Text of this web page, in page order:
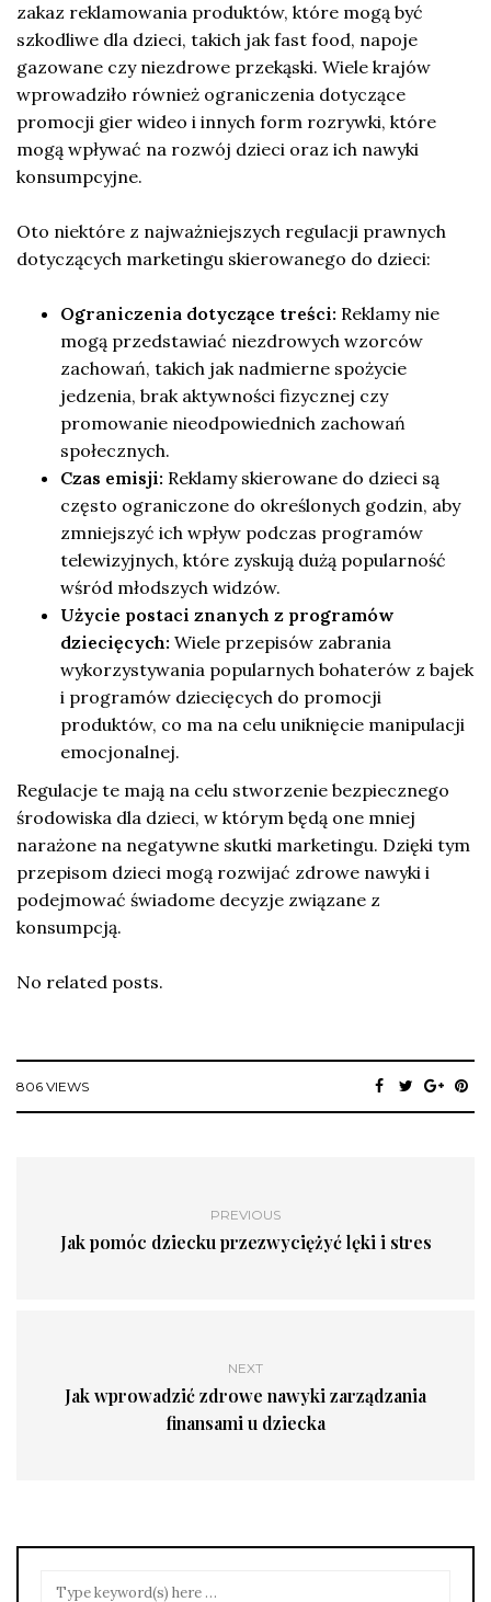
zakaz reklamowania produktów, które mogą być
szkodliwe dla dzieci, takich jak fast food, napoje
gazowane czy niezdrowe przekąski. Wiele krajów
wprowadziło również ograniczenia dotyczące
promocji gier wideo i innych form rozrywki, które
mogą wpływać na rozwój dzieci oraz ich nawyki
konsumpcyjne.
Oto niektóre z najważniejszych regulacji prawnych
dotyczących marketingu skierowanego do dzieci:
Ograniczenia dotyczące treści: Reklamy nie
mogą przedstawiać niezdrowych wzorców
zachowań, takich jak nadmierne spożycie
jedzenia, brak aktywności fizycznej czy
promowanie nieodpowiednich zachowań
społecznych.
Czas emisji: Reklamy skierowane do dzieci są
często ograniczone do określonych godzin, aby
zmniejszyć ich wpływ podczas programów
telewizyjnych, które zyskują dużą popularność
wśród młodszych widzów.
Użycie postaci znanych z programów
dziecięcych: Wiele przepisów zabrania
wykorzystywania popularnych bohaterów z bajek
i programów dziecięcych do promocji
produktów, co ma na celu uniknięcie manipulacji
emocjonalnej.
Regulacje te mają na celu stworzenie bezpiecznego
środowiska dla dzieci, w którym będą one mniej
narażone na negatywne skutki marketingu. Dzięki tym
przepisom dzieci mogą rozwijać zdrowe nawyki i
podejmować świadome decyzje związane z
konsumpcją.
No related posts.
806 VIEWS
PREVIOUS
Jak pomóc dziecku przezwyciężyć lęki i stres
NEXT
Jak wprowadzić zdrowe nawyki zarządzania
finansami u dziecka